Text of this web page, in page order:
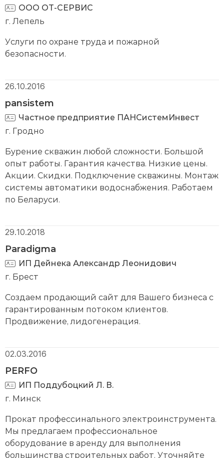
ООО ОТ-СЕРВИС
г. Лепель
Услуги по охране труда и пожарной
безопасности.
26.10.2016
pansistem
Частное предприятие ПАНСистемИнвест
г. Гродно
Бурение скважин любой сложности. Большой
опыт работы. Гарантия качества. Низкие цены.
Акции. Скидки. Подключение скважины. Монтаж
системы автоматики водоснабжения. Работаем
по Беларуси.
29.10.2018
Paradigma
ИП Дейнека Александр Леонидович
г. Брест
Создаем продающий сайт для Вашего бизнеса с
гарантированным потоком клиентов.
Продвижение, лидогенерация.
02.03.2016
PERFO
ИП Поддубоцкий Л. В.
г. Минск
Прокат профессинального электроинструмента.
Мы предлагаем профессиональное
оборудование в аренду для выполнения
большинства строительных работ. Уточняйте